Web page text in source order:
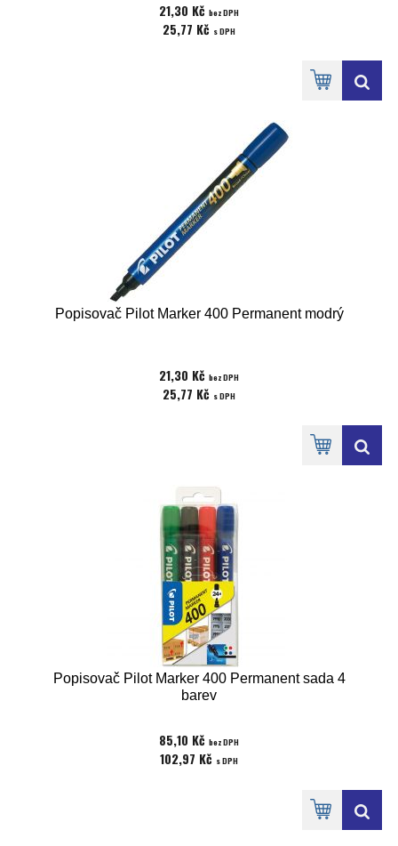
21,30 Kč bez DPH
25,77 Kč s DPH
Popisovač Pilot Marker 400 Permanent modrý
21,30 Kč bez DPH
25,77 Kč s DPH
Popisovač Pilot Marker 400 Permanent sada 4
barev
85,10 Kč bez DPH
102,97 Kč s DPH